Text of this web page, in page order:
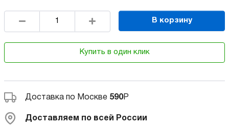
В корзину
Купить в один клик
Доставка по Москве 590Р
Доставляем по всей России